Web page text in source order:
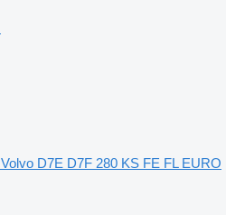
Volvo D7E D7F 280 KS FE FL EURO